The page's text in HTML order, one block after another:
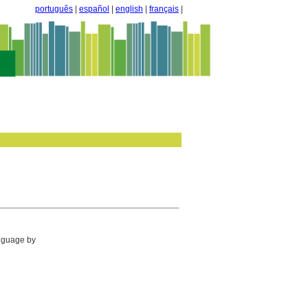
português español english français
by